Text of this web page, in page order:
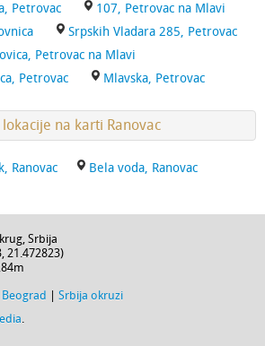
Petrovac
107, Petrovac na Mlavi
Srpskih Vladara 285, Petrovac
Petrovac na Mlavi
Petrovac
Mlavska, Petrovac
na karti Ranovac
Ranovac Bela voda, Ranovac
, Srbija
, 21.472823)
Beograd
Srbija okruzi
.